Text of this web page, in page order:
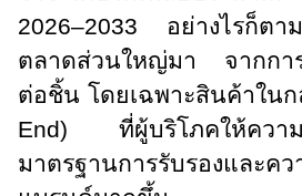
2026–2033 อย่างไรก็ต
ตลาดส่วนใหญ่มา จากกา
ต่อชิ้น โดยเฉพาะสินค้าในก
End) ที่ผู้บริโภคให้คว
มาตรฐานการรับรองและค